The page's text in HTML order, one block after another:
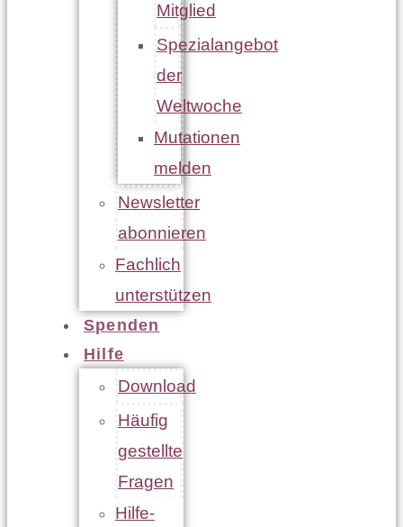
Mitglied
Spezialangebot
der
Weltwoche
Mutationen
melden
Newsletter
abonnieren
Fachlich
unterstützen
Spenden
Hilfe
Download
Häufig
gestellte
Fragen
Hilfe-